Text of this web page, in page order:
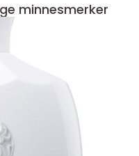
minnesmerker